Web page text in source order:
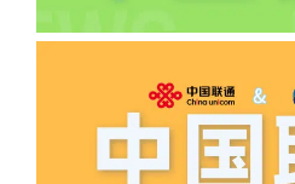
加活动充值，其次是
如以上都正常就联系